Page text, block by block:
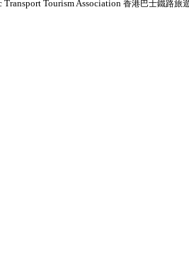
Tourism Association 香港巴士鐵路旅